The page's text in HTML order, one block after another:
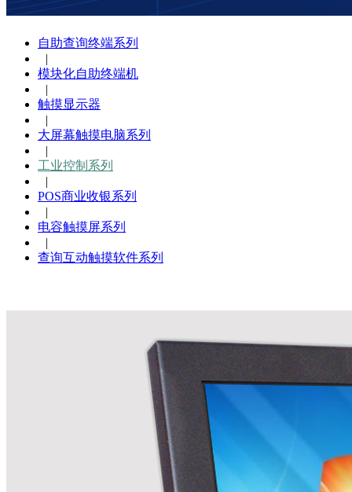
自助查询终端系列
|
模块化自助终端机
|
触摸显示器
|
大屏幕触摸电脑系列
|
工业控制系列
|
POS商业收银系列
|
电容触摸屏系列
|
查询互动触摸软件系列